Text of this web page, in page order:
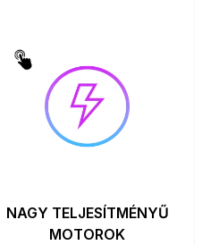
NAGY TELJESÍTMÉNYŰ
MOTOROK